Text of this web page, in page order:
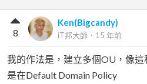
Ken(Bigcandy)
iT邦大師 ． 15 年前
8
我的作法是，建立多個OU，像
是在Default Domain Policy